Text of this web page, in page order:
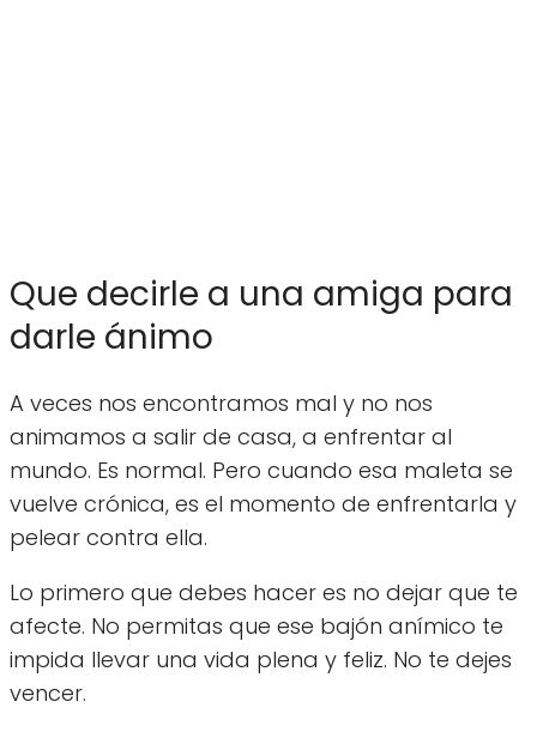
Que decirle a una amiga para
darle ánimo
A veces nos encontramos mal y no nos
animamos a salir de casa, a enfrentar al
mundo. Es normal. Pero cuando esa maleta se
vuelve crónica, es el momento de enfrentarla y
pelear contra ella.
Lo primero que debes hacer es no dejar que te
afecte. No permitas que ese bajón anímico te
impida llevar una vida plena y feliz. No te dejes
vencer.